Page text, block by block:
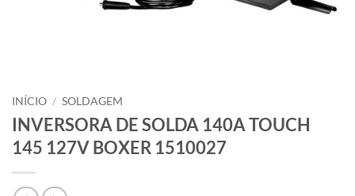
INÍCIO / SOLDAGEM
INVERSORA DE SOLDA 140A TOUCH
145 127V BOXER 1510027